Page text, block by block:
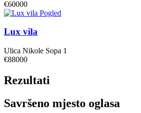
€60000
Pogled
Lux vila
Ulica Nikole Sopa 1
€88000
Rezultati
Savršeno mjesto oglasa